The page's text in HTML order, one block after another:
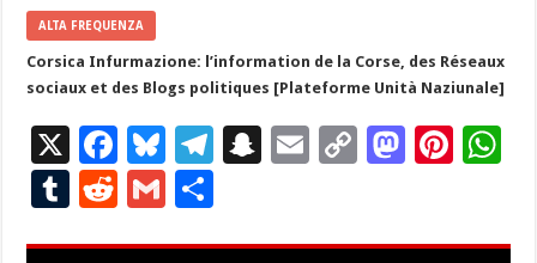
ALTA FREQUENZA
Corsica Infurmazione: l’information de la Corse, des Réseaux
sociaux et des Blogs politiques [Plateforme Unità Naziunale]
X
F
ac
e
Bl
u
es
T
S
E
C
M Pi
T
R
G